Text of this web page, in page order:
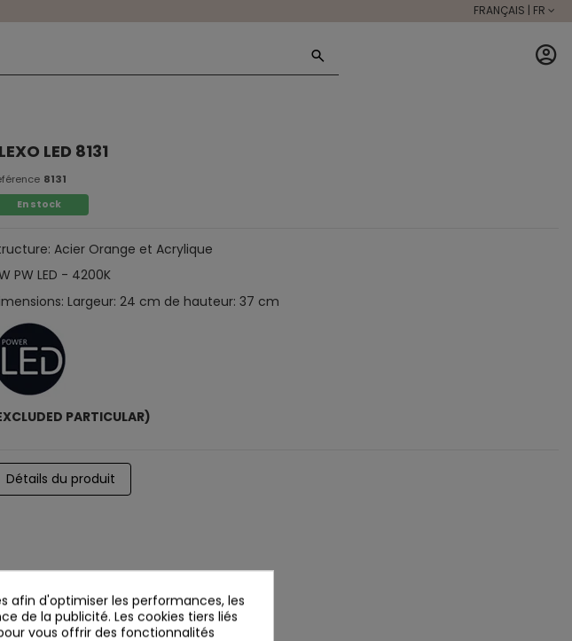
FRANÇAIS | FR
LED 8131
8131
En stock
Acier Orange et Acrylique
PW LED - 4200K
Largeur: 24 cm de hauteur: 37 cm
PARTICULAR)
Détails du produit
afin d'optimiser les performances, les
de la publicité. Les cookies tiers liés
vous offrir des fonctionnalités